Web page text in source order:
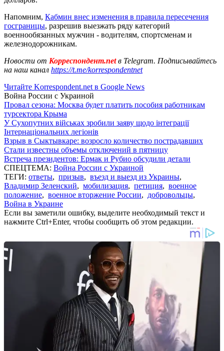
Напомним, Кабмин внес изменения в правила пересечения
госграницы, разрешив выезжать ряду категорий
военнообязанных мужчин - водителям, спортсменам и
железнодорожникам.
Новости от Корреспондент.netв Telegram. Подписывайтесь
на наш канал https://t.me/korrespondentnet
Читайте Korrespondent.net в Google News
Война России с Украиной
Провал сезона: Москва будет платить пособия работникам
турсектора Крыма
У Сухопутних військах зробили заяву щодо інтеграції
Інтернаціональних легіонів
Взрыв в Сыктывкаре: возросло количество пострадавших
Стали известны объемы отключений в пятницу
Встреча президентов: Ермак и Рубио обсудили детали
СПЕЦТЕМА: Война России с Украиной
ТЕГИ: ответы, призыв, въезд и выезд из Украины,
Владимир Зеленский, мобилизация, петиция, военное
положение, военное вторжение России, добровольцы,
Война в Украине
Если вы заметили ошибку, выделите необходимый текст и
нажмите Ctrl+Enter, чтобы сообщить об этом редакции.